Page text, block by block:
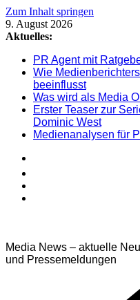
Zum Inhalt springen
9. August 2026
Aktuelles:
PR Agent mit
Wie
beeinflusst
Was wird als Media
Erster Teaser zur
Dominic West
Medienanalysen für
Media News – aktuelle
und Pressemeldungen